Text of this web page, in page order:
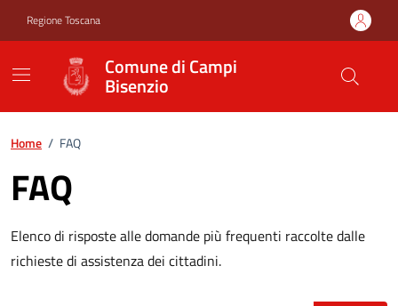
Regione Toscana
Comune di Campi
Bisenzio
Home / FAQ
FAQ
Elenco di risposte alle domande più frequenti raccolte dalle
richieste di assistenza dei cittadini.